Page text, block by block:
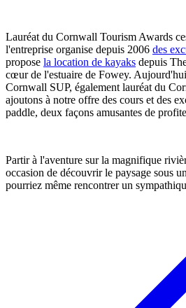
Lauréat du Cornwall Tourism Awards
l'entreprise organise depuis 2006 des
propose la location de kayaks depuis
cœur de l'estuaire de Fowey.
Cornwall SUP, également lauréat du
ajoutons à notre offre des cours et des
paddle, deux façons amusantes de
Partir à l'aventure sur la magnifique
occasion de découvrir le paysage sous
pourriez même rencontrer un